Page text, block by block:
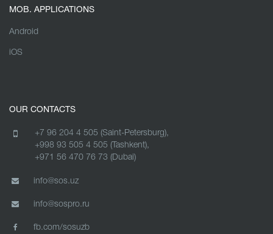
MOB. APPLICATIONS
Android
iOS
OUR CONTACTS
+7 96 204 4 505 (Saint-Petersburg),
+998 93 505 4 505 (Tashkent),
+971 56 470 76 73 (Dubai)
info@sos.uz
info@sospro.ru
fb.com/sosuzb